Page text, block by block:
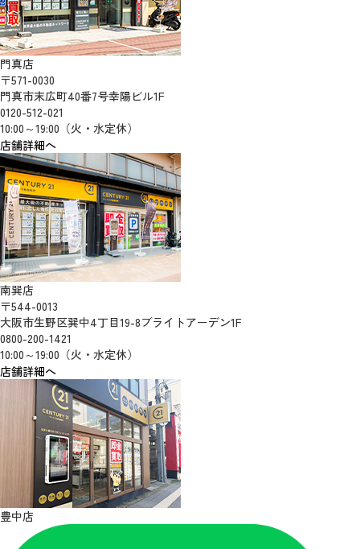
門真店
〒571-0030
門真市末広町40番7号幸陽ビル1F
0120-512-021
10:00～19:00（火・水定休）
店舗詳細へ
南巽店
〒544-0013
大阪市生野区巽中4丁目19-8ブライトアーデン1F
0800-200-1421
10:00～19:00（火・水定休）
店舗詳細へ
豊中店